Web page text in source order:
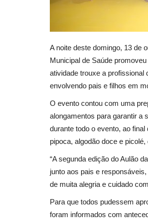
A noite deste domingo, 13 de
Municipal de Saúde
atividade trouxe a profissional
envolvendo pais e filhos em
O evento contou com uma
alongamentos para garantir a
durante todo o evento, ao
pipoca, algodão doce e
“A segunda edição do Aulão
junto aos pais e
de muita alegria e cuidado
Para que todos pudessem
foram informados com